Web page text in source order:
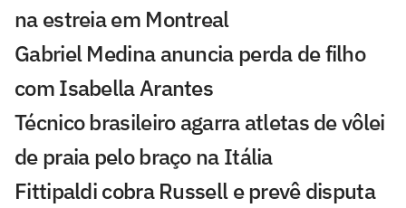
na estreia em Montreal
Gabriel Medina anuncia perda de filho
com Isabella Arantes
Técnico brasileiro agarra atletas de vôlei
de praia pelo braço na Itália
Fittipaldi cobra Russell e prevê disputa